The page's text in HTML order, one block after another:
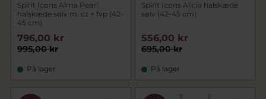
Spirit Icons Alma Pearl
halskæde sølv m. cz + fvp (42-
45 cm)
995,00 kr
796,00 kr
På lager
Spirit Icons Alicia halskæde
sølv (42-45 cm)
695,00 kr
556,00 kr
På lager